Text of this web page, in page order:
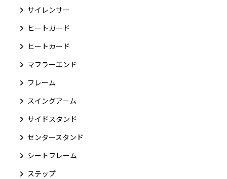
サイレンサー
ヒートガード
ヒートカード
マフラーエンド
フレーム
スイングアーム
サイドスタンド
センタースタンド
シートフレーム
ステップ